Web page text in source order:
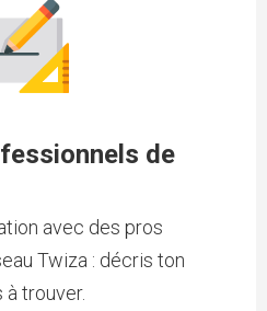
de
avec des pros
Twiza : décris ton
trouver.